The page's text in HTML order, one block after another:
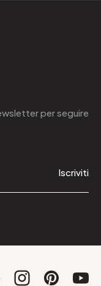
per seguire
Iscriviti